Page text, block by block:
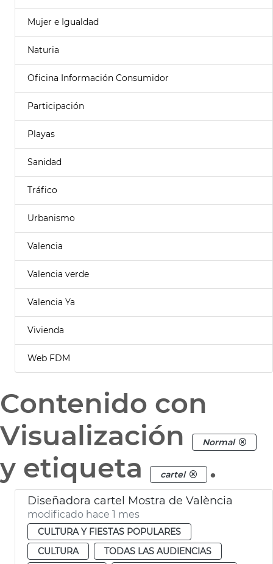
Mujer e Igualdad
Naturia
Oficina Información Consumidor
Participación
Playas
Sanidad
Tráfico
Urbanismo
Valencia
Valencia verde
Valencia Ya
Vivienda
Web FDM
Contenido con
Visualización
Normal
y etiqueta cartel .
Diseñadora cartel Mostra de València
modificado hace 1 mes
CULTURA Y FIESTAS POPULARES
CULTURA
TODAS LAS AUDIENCIAS